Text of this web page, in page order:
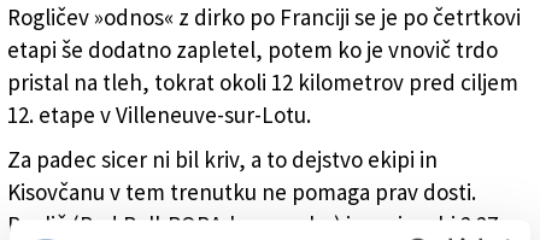
Rogličev »odnos« z dirko po Franciji se je po četrtkovi
etapi še dodatno zapletel, potem ko je vnovič trdo
pristal na tleh, tokrat okoli 12 kilometrov pred ciljem
12. etape v Villeneuve-sur-Lotu.
Za padec sicer ni bil kriv, a to dejstvo ekipi in
Kisovčanu v tem trenutku ne pomaga prav dosti.
Roglič (Red Bull-BORA-hansgrohe) je po izgubi 2:27